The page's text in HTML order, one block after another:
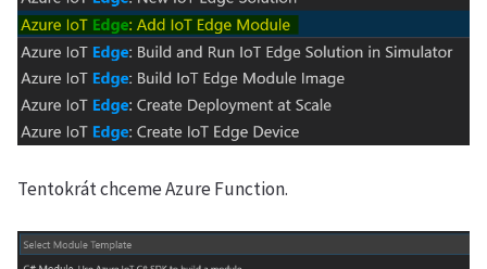
Tentokrát chceme Azure Function.